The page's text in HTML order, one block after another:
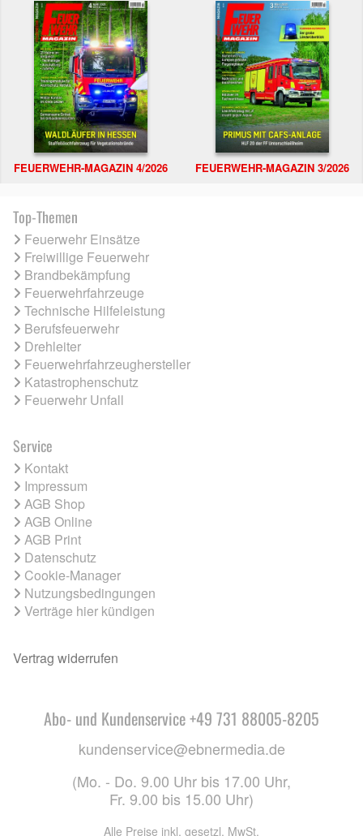
FEUERWEHR-MAGAZIN 4/2026 FEUERWEHR-MAGAZIN 3/2026
Top-Themen
Feuerwehr Einsätze
Freiwillige Feuerwehr
Brandbekämpfung
Feuerwehrfahrzeuge
Technische Hilfeleistung
Berufsfeuerwehr
Drehleiter
Feuerwehrfahrzeughersteller
Katastrophenschutz
Feuerwehr Unfall
Service
Kontakt
Impressum
AGB Shop
AGB Online
AGB Print
Datenschutz
Cookie-Manager
Nutzungsbedingungen
Verträge hier kündigen
Vertrag widerrufen
Abo- und Kundenservice +49 731 88005-8205
kundenservice@ebnermedia.de
(Mo. - Do. 9.00 Uhr bis 17.00 Uhr,
Fr. 9.00 bis 15.00 Uhr)
Alle Preise inkl. gesetzl. MwSt.